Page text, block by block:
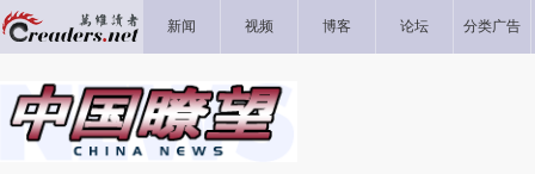
新闻 视频 博客 论坛 分类广告